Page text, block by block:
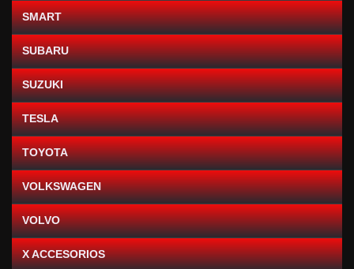
SMART
SUBARU
SUZUKI
TESLA
TOYOTA
VOLKSWAGEN
VOLVO
X ACCESORIOS